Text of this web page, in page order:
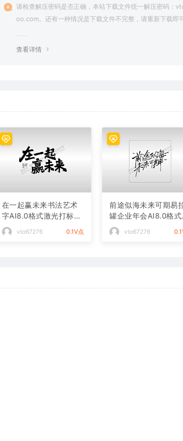
请检查解压密码是否正确，本站下载文件统一解压密码：
oo.com。还有一种情况是下载文件不完整，请重新下载即可
查看详情
在一起赢未来书法艺术
字AI8.0格式激光打标文
件通用矢量图
vto67276 0.1V点
前途似海未来可期易
罐企业年会AI8.0格式
光打标文件通用矢量图
vto67276